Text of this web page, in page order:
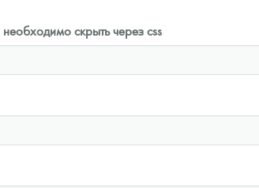
скрыть через css